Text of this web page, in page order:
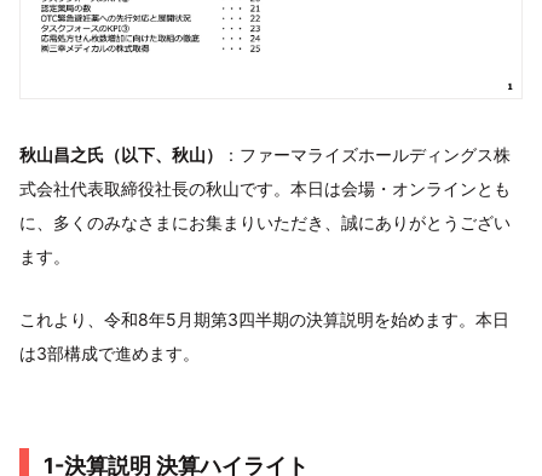
秋山昌之氏（以下、秋山）
：ファーマライズホールディングス株
式会社代表取締役社長の秋山です。本日は会場・オンラインとも
に、多くのみなさまにお集まりいただき、誠にありがとうござい
ます。
これより、令和8年5月期第3四半期の決算説明を始めます。本日
は3部構成で進めます。
1-決算説明 決算ハイライト